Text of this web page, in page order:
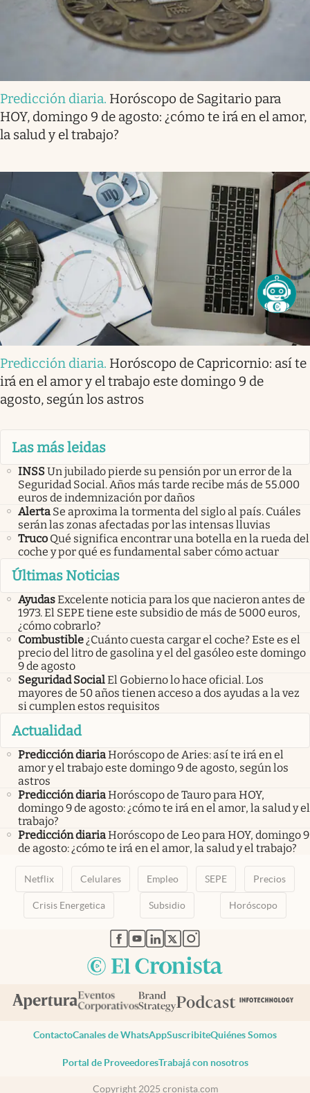
Predicción diaria. Horóscopo de Sagitario para
HOY, domingo 9 de agosto: ¿cómo te irá en el amor,
la salud y el trabajo?
Predicción diaria. Horóscopo de Capricornio: así te
irá en el amor y el trabajo este domingo 9 de
agosto, según los astros
Las más leidas
INSSUn jubilado pierde su pensión por un error de la
Seguridad Social. Años más tarde recibe más de 55.000
euros de indemnización por daños
Alerta Se aproxima la tormenta del siglo al país. Cuáles
serán las zonas afectadas por las intensas lluvias
Truco Qué significa encontrar una botella en la rueda del
coche y por qué es fundamental saber cómo actuar
Últimas Noticias
AyudasExcelente noticia para los que nacieron antes de
1973. El SEPE tiene este subsidio de más de 5000 euros,
¿cómo cobrarlo?
Combustible¿Cuánto cuesta cargar el coche? Este es el
precio del litro de gasolina y el del gasóleo este domingo
9 de agosto
Seguridad SocialEl Gobierno lo hace oficial. Los
mayores de 50 años tienen acceso a dos ayudas a la vez
si cumplen estos requisitos
Actualidad
Predicción diariaHoróscopo de Aries: así te irá en el
amor y el trabajo este domingo 9 de agosto, según los
astros
Predicción diariaHoróscopo de Tauro para HOY,
domingo 9 de agosto: ¿cómo te irá en el amor, la salud y el
trabajo?
Predicción diariaHoróscopo de Leo para HOY, domingo 9
de agosto: ¿cómo te irá en el amor, la salud y el trabajo?
Netflix Celulares Empleo SEPE Precios
Crisis Energetica Subsidio Horóscopo
abre en nueva pestaña
abre en nueva pestaña
abre en nueva pestaña
abre en nueva pestaña
abre en nueva pestaña
ContactoCanales de WhatsAppSuscribiteQuiénes Somos
Portal de ProveedoresTrabajá con nosotros
Copyright 2025 cronista.com